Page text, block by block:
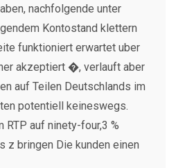
nachfolgende unter
Kontostand klettern
funktioniert erwartet uber
akzeptiert �, verlauft aber
auf Teilen Deutschlands im
potentiell keineswegs.
RTP auf ninety-four,3 %
z bringen Die kunden einen